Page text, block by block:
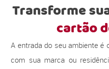
Transforme
cartão
A entrada do seu ambiente é
com sua marca ou